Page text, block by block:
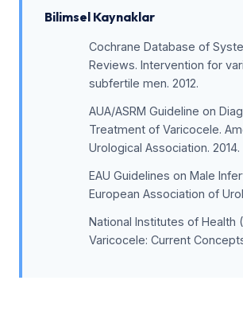
Bilimsel Kaynaklar
Cochrane Database of
Reviews. Intervention for
subfertile men. 2012.
AUA/ASRM Guideline on
Treatment of Varicocele.
Urological Association. 2014.
EAU Guidelines on Male
European Association of
National Institutes of Health
Varicocele: Current